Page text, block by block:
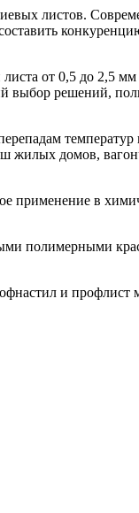
листов.
от 0,5 до 2,5 мм
решений,
жилых домов,
применение в
полимерными
и профлист